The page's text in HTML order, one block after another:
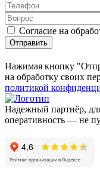
Согласие на
Отправить
Нажимая кнопку
на обработку своих
политикой
Надежный партнёр, для
оперативность — не